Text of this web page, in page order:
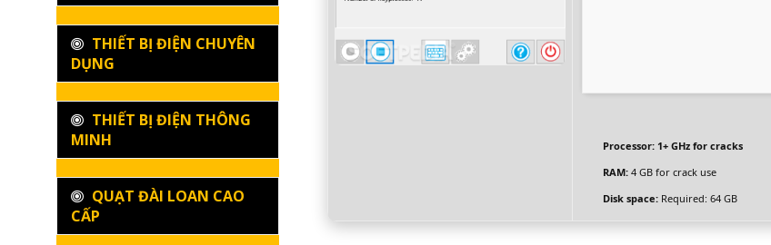
Processor: 1+ GHz for cracks
RAM: 4 GB for crack use
Disk space: Required: 64 GB
THIẾT BỊ ĐIỆN CHUYÊN
DỤNG
THIẾT BỊ ĐIỆN THÔNG
MINH
QUẠT ĐÀI LOAN CAO
CẤP